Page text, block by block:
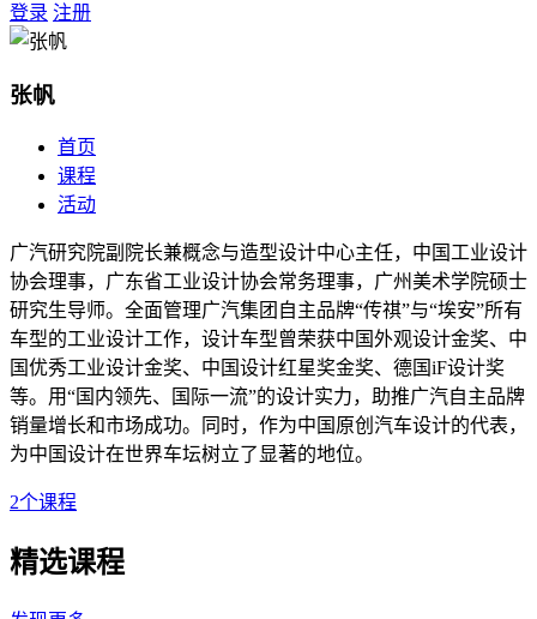
登录 注册
张帆
首页
课程
活动
广汽研究院副院长兼概念与造型设计中心主任，中国工业设计
协会理事，广东省工业设计协会常务理事，广州美术学院硕士
研究生导师。全面管理广汽集团自主品牌“传祺”与“埃安”所有
车型的工业设计工作，设计车型曾荣获中国外观设计金奖、中
国优秀工业设计金奖、中国设计红星奖金奖、德国iF设计奖
等。用“国内领先、国际一流”的设计实力，助推广汽自主品牌
销量增长和市场成功。同时，作为中国原创汽车设计的代表，
为中国设计在世界车坛树立了显著的地位。
2个课程
精选课程